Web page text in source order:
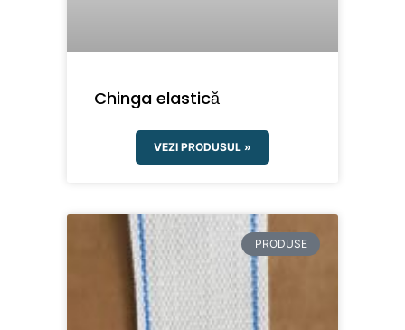
Chinga elastică
VEZI PRODUSUL »
PRODUSE